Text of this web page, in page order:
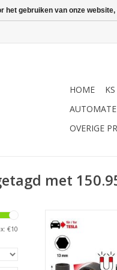
HOME
OVERIGE
met
€10
voor montage en
de veerpoot bij
extra dunwandig |
-
het gebruiken van onze